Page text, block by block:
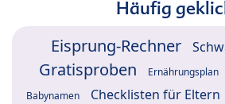
Häufig
Eisprung-Rechner
Gratisproben Ernährungsplan
Babynamen Checklisten für Eltern